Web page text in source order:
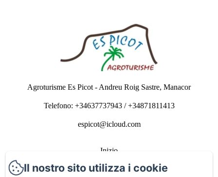
Agroturisme Es Picot - Andreu Roig Sastre, Manacor
Telefono: +34637737943 / +34871811413
espicot@icloud.com
Inizio
Camere de letto
Il nostro sito utilizza i cookie